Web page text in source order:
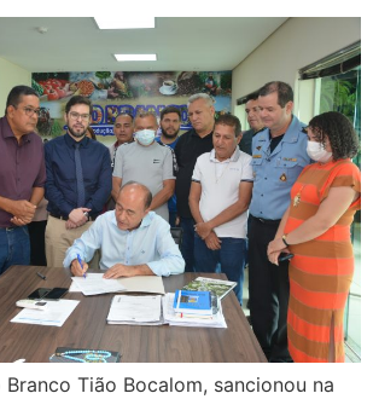
Tião Bocalom, sancionou na